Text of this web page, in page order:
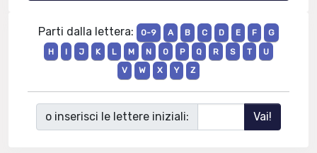
Parti dalla lettera: 0-9 A B C D E F
G
H
I J K L M N O P Q R S T
U
V
W X Y Z
o inserisci le lettere iniziali: